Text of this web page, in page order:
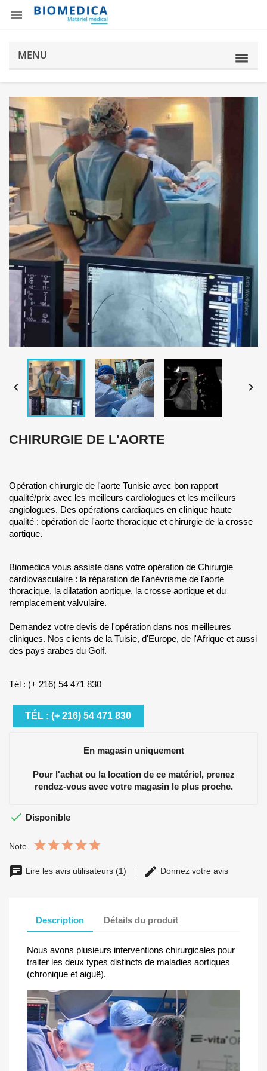

MENU
 
CHIRURGIE DE L'AORTE
Opération chirurgie de l'aorte Tunisie avec bon rapport
qualité/prix avec les meilleurs cardiologues et les meilleurs
angiologues. Des opérations cardiaques en clinique haute
qualité : opération de l'aorte thoracique et chirurgie de la crosse
aortique.
Biomedica vous assiste dans votre opération de Chirurgie
cardiovasculaire : la réparation de l'anévrisme de l'aorte
thoracique, la dilatation aortique, la crosse aortique et du
remplacement valvulaire.
Demandez votre devis de l'opération dans nos meilleures
cliniques. Nos clients de la Tuisie, d'Europe, de l'Afrique et aussi
des pays arabes du Golf.
Tél : (+ 216) 54 471 830
TÉL : (+ 216) 54 471 830
En magasin uniquement
Pour l'achat ou la location de ce matériel, prenez
rendez-vous avec votre magasin le plus proche.
 Disponible
Note
Lire les avis utilisateurs (1) Donnez votre avis
Description Détails du produit
Nous avons plusieurs interventions chirurgicales pour
traiter les deux types distincts de maladies aortiques
(chronique et aiguë).